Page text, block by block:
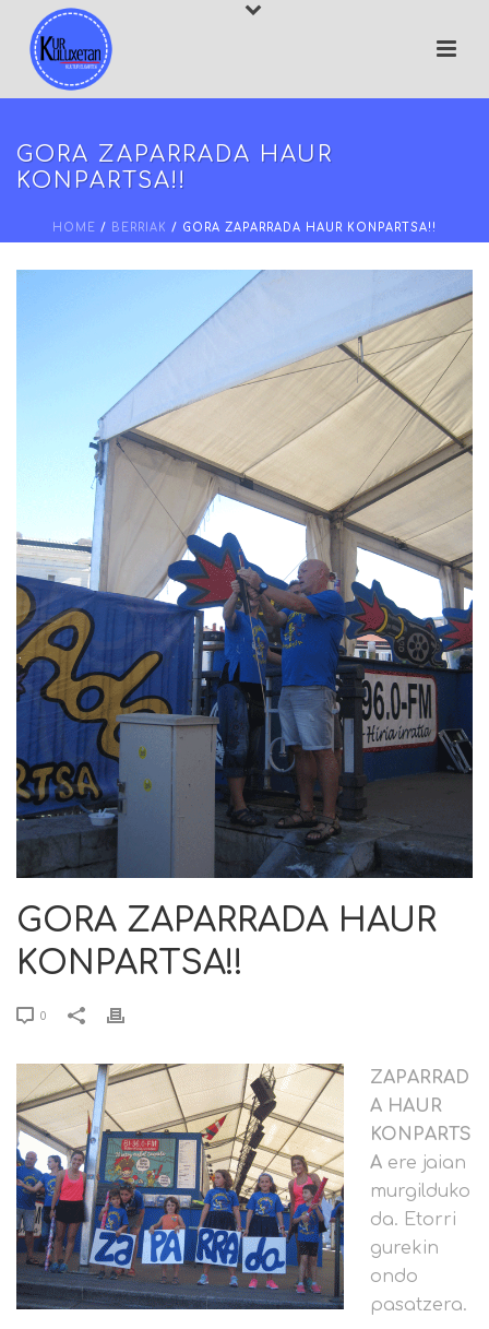
GORA ZAPARRADA HAUR
KONPARTSA!!
HOME / BERRIAK / GORA ZAPARRADA HAUR KONPARTSA!!
GORA ZAPARRADA HAUR
KONPARTSA!!
0
ZAPARRAD
A HAUR
KONPARTS
A ere jaian
murgilduko
da. Etorri
gurekin
ondo
pasatzera.